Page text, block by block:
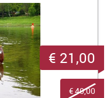
€ 21,00
€ 40,00